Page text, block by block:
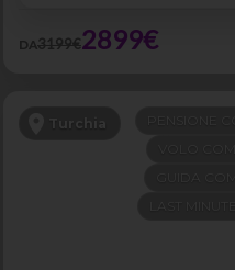
DA3199€2899€
Turchia